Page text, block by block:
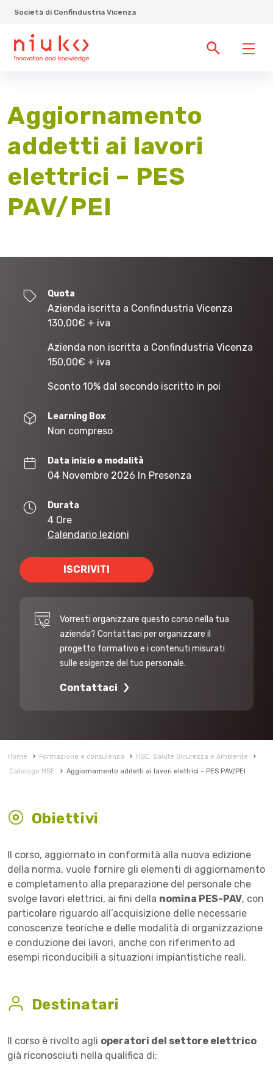
Società di Confindustria Vicenza
Aggiornamento
addetti ai lavori
elettrici – PES
PAV/PEI
Quota
Azienda iscritta a Confindustria Vicenza
130,00€ + iva
Azienda non iscritta a Confindustria Vicenza
150,00€ + iva
Sconto 10% dal secondo iscritto in poi
Learning Box
Non compreso
Data inizio e modalità
04 Novembre 2026 In Presenza
Durata
4 Ore
Calendario lezioni
ISCRIVITI
Vorresti organizzare questo corso nella tua
azienda? Contattaci per organizzare il
progetto formativo e i contenuti misurati
sulle esigenze del tuo personale.
Contattaci
Home › Formazione e consulenza › HSE, Salute Sicurezza e Ambiente
›
Catalogo HSE
› Aggiornamento addetti ai lavori elettrici – PES PAV/PEI
Obiettivi
Il corso, aggiornato in conformità alla nuova edizione
della norma, vuole fornire gli elementi di aggiornamento
e completamento alla preparazione del personale che
svolge lavori elettrici, ai fini della nomina PES-PAV, con
particolare riguardo all’acquisizione delle necessarie
conoscenze teoriche e delle modalità di organizzazione
e conduzione dei lavori, anche con riferimento ad
esempi riconducibili a situazioni impiantistiche reali.
Destinatari
Il corso è rivolto agli operatori del settore elettrico
già riconosciuti nella qualifica di: